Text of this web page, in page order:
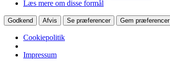
Læs mere om disse formål
Godkend Afvis Se præferencer Gem præferencer
Cookiepolitik
Impressum